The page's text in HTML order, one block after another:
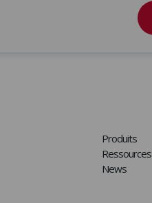
Produits
Ressources
News